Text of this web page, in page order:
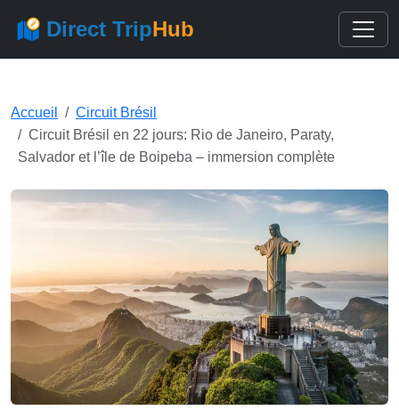
Direct TripHub
Accueil
Circuit Brésil
Circuit Brésil en 22 jours: Rio de Janeiro, Paraty,
Salvador et l’île de Boipeba – immersion complète